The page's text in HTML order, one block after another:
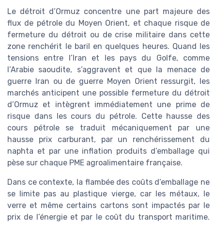
Le détroit d’Ormuz concentre une part majeure des
flux de pétrole du Moyen Orient, et chaque risque de
fermeture du détroit ou de crise militaire dans cette
zone renchérit le baril en quelques heures. Quand les
tensions entre l’Iran et les pays du Golfe, comme
l’Arabie saoudite, s’aggravent et que la menace de
guerre Iran ou de guerre Moyen Orient ressurgit, les
marchés anticipent une possible fermeture du détroit
d’Ormuz et intègrent immédiatement une prime de
risque dans les cours du pétrole. Cette hausse des
cours pétrole se traduit mécaniquement par une
hausse prix carburant, par un renchérissement du
naphta et par une inflation produits d’emballage qui
pèse sur chaque PME agroalimentaire française.
Dans ce contexte, la flambée des coûts d’emballage ne
se limite pas au plastique vierge, car les métaux, le
verre et même certains cartons sont impactés par le
prix de l’énergie et par le coût du transport maritime.